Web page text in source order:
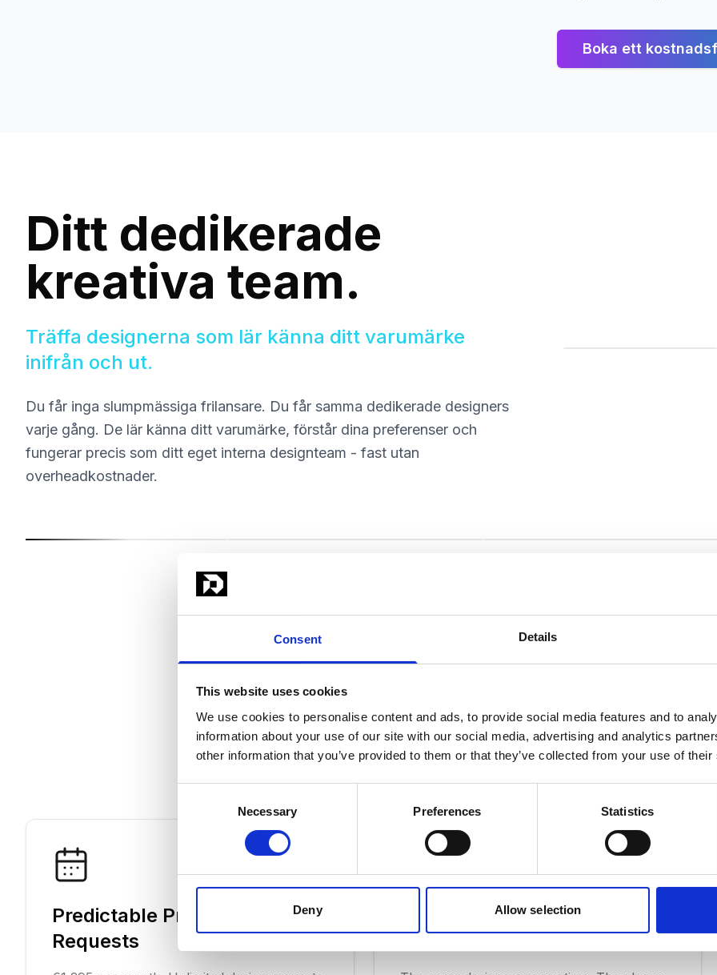
Consent Details
This website uses cookies
We use cookies to personalise content and ads, to provide social media features and to
information about your use of our site with our social media, advertising and analytics
other information that you’ve provided to them or that they’ve collected from your use of
Necessary Preferences Statistics
Deny Allow selection
Boka ett
Ditt dedikerade
kreativa team.
Träffa designerna som lär känna ditt varumärke
inifrån och ut.
Du får inga slumpmässiga frilansare. Du får samma dedikerade designers
varje gång. De lär känna ditt varumärke, förstår dina preferenser och
fungerar precis som ditt eget interna designteam - fast utan
overheadkostnader.
Varför välja bygg?
Det smarta alternativet till anställning och
Predictable Pricing, Unlimited
Requests
Dedicated Designers, 24-48
Hour Turnaround